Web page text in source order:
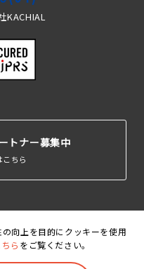
向上を目的にクッキーを使用
ちら をご覧ください。
KACHIAL
トナー募集中
ちら
ッキーポリ 賃貸住宅居住者総